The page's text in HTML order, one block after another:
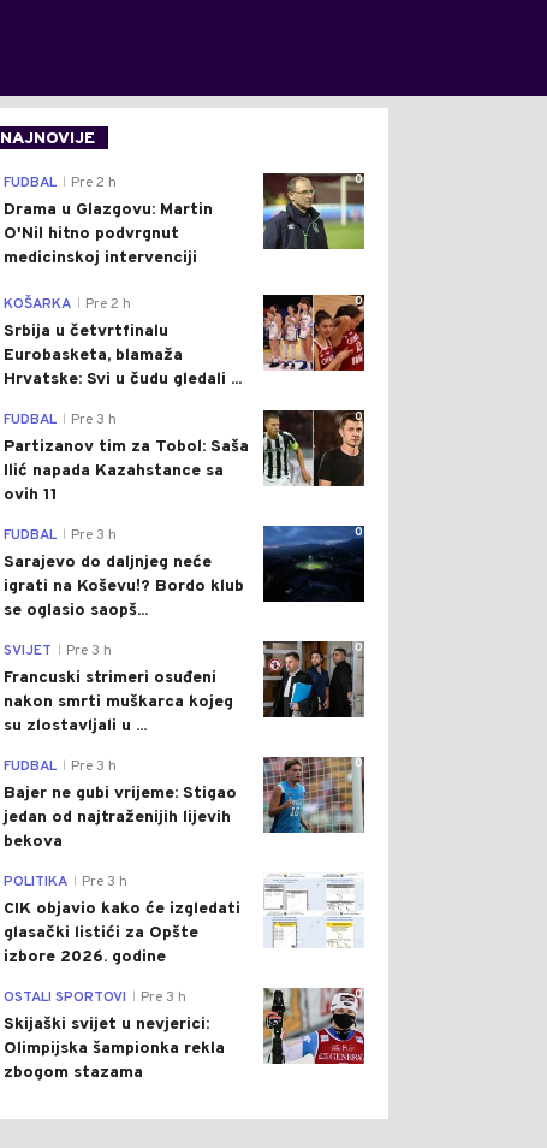
NAJNOVIJE
0
FUDBAL Pre 2 h
Drama u Glazgovu: Martin
O'Nil hitno podvrgnut
medicinskoj intervenciji
0
KOŠARKA Pre 2 h
Srbija u četvrtfinalu
Eurobasketa, blamaža
Hrvatske: Svi u čudu gledali ...
0
FUDBAL Pre 3 h
Partizanov tim za Tobol: Saša
Ilić napada Kazahstance sa
ovih 11
0
FUDBAL Pre 3 h
Sarajevo do daljnjeg neće
igrati na Koševu!? Bordo klub
se oglasio saopš...
0
SVIJET Pre 3 h
Francuski strimeri osuđeni
nakon smrti muškarca kojeg
su zlostavljali u ...
0
FUDBAL Pre 3 h
Bajer ne gubi vrijeme: Stigao
jedan od najtraženijih lijevih
bekova
0
POLITIKA Pre 3 h
CIK objavio kako će izgledati
glasački listići za Opšte
izbore 2026. godine
0
OSTALI SPORTOVI Pre 3 h
Skijaški svijet u nevjerici:
Olimpijska šampionka rekla
zbogom stazama